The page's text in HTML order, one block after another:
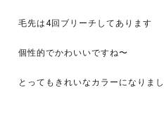
毛先は4回ブリーチしてあります
個性的でかわいいですね〜
とってもきれいなカラーになりま